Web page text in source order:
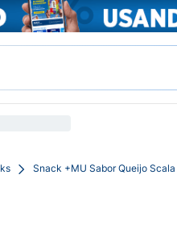
Snack +MU Sabor Queijo